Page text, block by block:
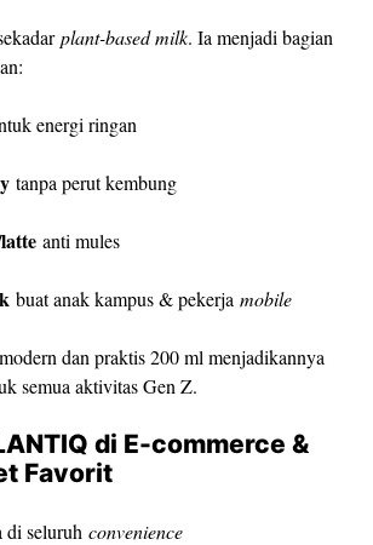
plant-based milk. Ia menjadi bagian
energi ringan
tanpa perut kembung
anti mules
buat anak kampus & pekerja mobile
dan praktis 200 ml menjadikannya
semua aktivitas Gen Z.
di E-commerce &
Favorit
seluruh convenience